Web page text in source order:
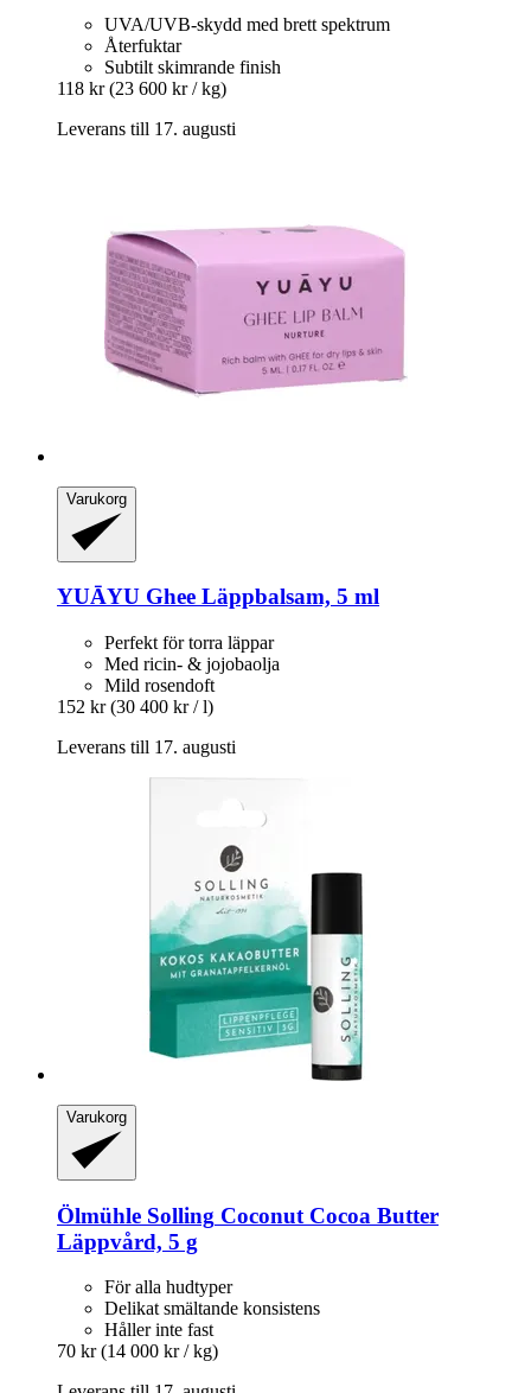
UVA/UVB-skydd med brett spektrum
Återfuktar
Subtilt skimrande finish
118 kr (23 600 kr / kg)
Leverans till 17. augusti
Varukorg
YUĀYU Ghee Läppbalsam, 5 ml
Perfekt för torra läppar
Med ricin- & jojobaolja
Mild rosendoft
152 kr (30 400 kr / l)
Leverans till 17. augusti
Varukorg
Ölmühle Solling Coconut Cocoa Butter
Läppvård, 5 g
För alla hudtyper
Delikat smältande konsistens
Håller inte fast
70 kr (14 000 kr / kg)